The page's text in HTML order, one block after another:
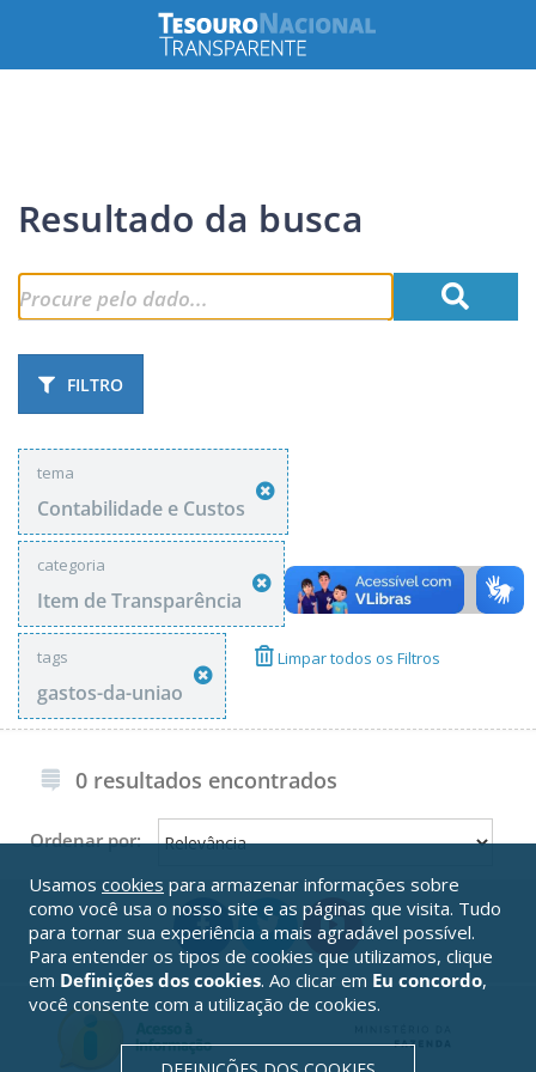
Resultado da busca
FILTRO
tema
Contabilidade e Custos
categoria
Item de Transparência
tags
gastos-da-uniao
Limpar todos os Filtros
0 resultados encontrados
Ordenar por:
Usamos cookies para armazenar informações sobre
como você usa o nosso site e as páginas que visita. Tudo
para tornar sua experiência a mais agradável possível.
Para entender os tipos de cookies que utilizamos, clique
em Definições dos cookies. Ao clicar em Eu concordo,
você consente com a utilização de cookies.